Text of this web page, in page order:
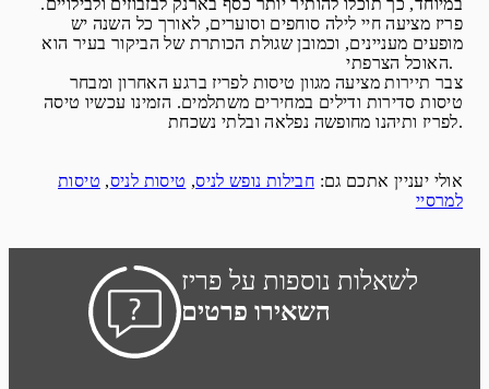
במיוחד, כך תוכלו להותיר יותר כסף בארנק לבזבוזים ולבילויים.
פריז מציעה חיי לילה סוחפים וסוערים, לאורך כל השנה יש
מופעים מעניינים, וכמובן שגולת הכותרת של הביקור בעיר הוא
האוכל הצרפתי.
צבר תיירות מציעה מגוון טיסות לפריז ברגע האחרון ומבחר
טיסות סדירות ודילים במחירים משתלמים. הזמינו עכשיו טיסה
לפריז ותיהנו מחופשה נפלאה ובלתי נשכחת.
אולי יעניין אתכם גם: חבילות נופש לניס, טיסות לניס, טיסות
למרסיי
לשאלות נוספות על פריז
השאירו פרטים